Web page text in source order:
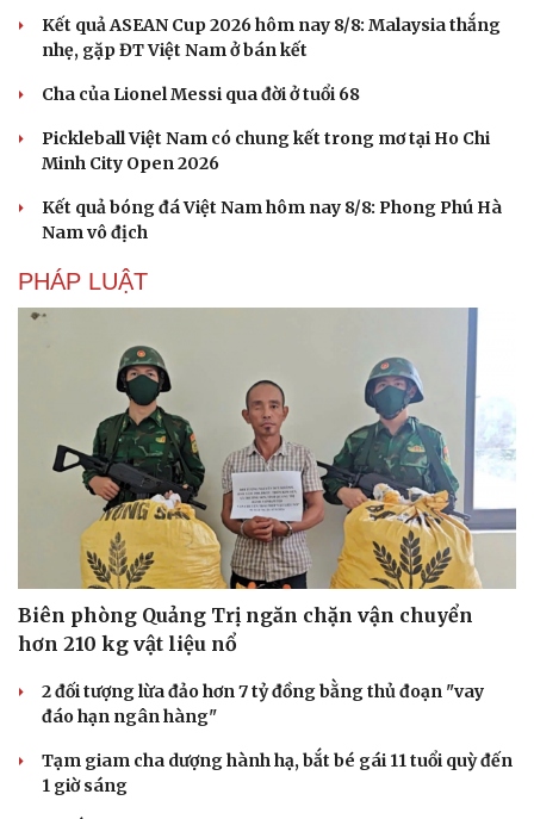
Văn hóa
Sân khấu - Điện ảnh
Văn học
Di sản
Giải trí
Nghệ sĩ
Kết quả ASEAN Cup 2026 hôm nay 8/8: Malaysia thắng
nhẹ, gặp ĐT Việt Nam ở bán kết
Cha của Lionel Messi qua đời ở tuổi 68
Pickleball Việt Nam có chung kết trong mơ tại Ho Chi
Minh City Open 2026
Kết quả bóng đá Việt Nam hôm nay 8/8: Phong Phú Hà
Nam vô địch
PHÁP LUẬT
Biên phòng Quảng Trị ngăn chặn vận chuyển
hơn 210 kg vật liệu nổ
2 đối tượng lừa đảo hơn 7 tỷ đồng bằng thủ đoạn "vay
đáo hạn ngân hàng"
Tạm giam cha dượng hành hạ, bắt bé gái 11 tuổi quỳ đến
1 giờ sáng